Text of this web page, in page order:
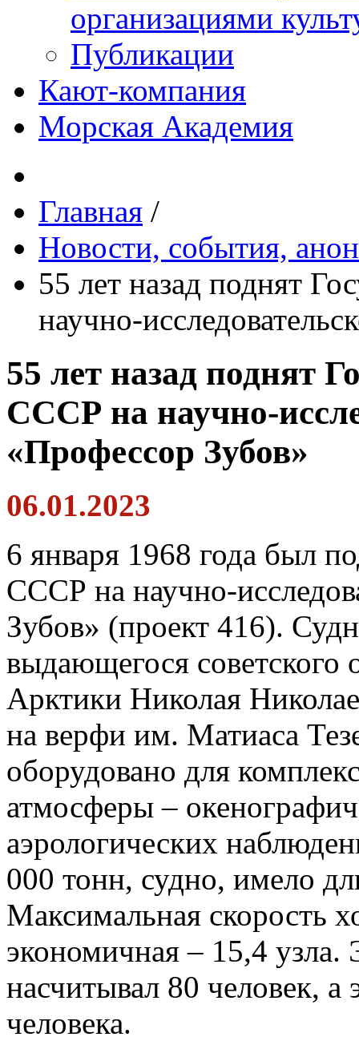
организациями
Публикации
Кают-компания
Морская Академия
Главная /
Новости, события,
55 лет назад поднят
научно-
55 лет назад поднят
СССР на научно-
«Профессор Зубов»
06.01.2023
6 января 1968 года был
СССР на научно-
Зубов» (проект 416).
выдающегося советского
Арктики Николая
на верфи им. Матиаса
оборудовано для
атмосферы –
аэрологических
000 тонн, судно, имело
Максимальная скорость
экономичная – 15,4
насчитывал 80 человек,
человека.